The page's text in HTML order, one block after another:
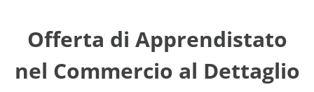
Offerta di Apprendistato
nel Commercio al Dettaglio